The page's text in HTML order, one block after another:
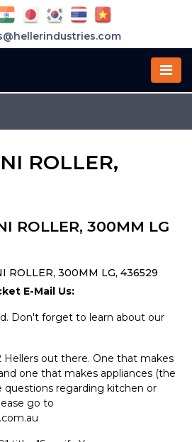
ROLLER,
ROLLER, 300MM LG
ROLLER, 300MM LG, 436529
E-Mail Us:
Don't forget to learn about our
Hellers out there. One that makes
one that makes appliances (the
questions regarding kitchen or
go to